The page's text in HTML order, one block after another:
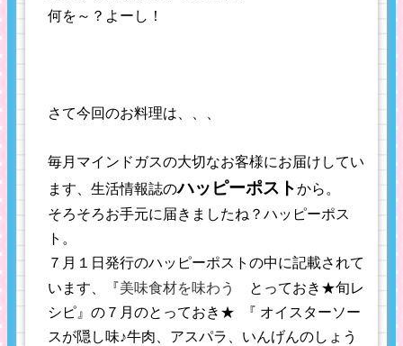
何を～？よーし！
さて今回のお料理は、、、
毎月マインドガスの大切なお客様にお届けしてい
ます、生活情報誌のハッピーポストから。
そろそろお手元に届きましたね？ハッピーポス
ト。
７月１日発行のハッピーポストの中に記載されて
います、『美味食材を味わう
とっておき★旬レ
シピ』の７月のとっておき★ 『 オイスターソー
スが隠し味♪牛肉、アスパラ、いんげんのしょう